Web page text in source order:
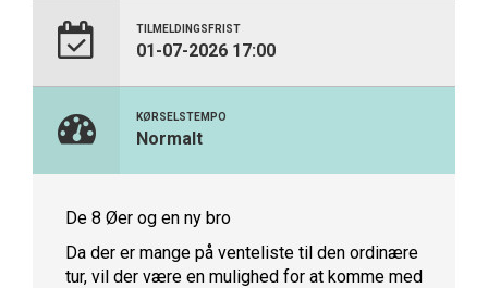
TILMELDINGSFRIST
01-07-2026 17:00
KØRSELSTEMPO
Normalt
De 8 Øer og en ny bro
Da der er mange på venteliste til den ordinære
tur, vil der være en mulighed for at komme med